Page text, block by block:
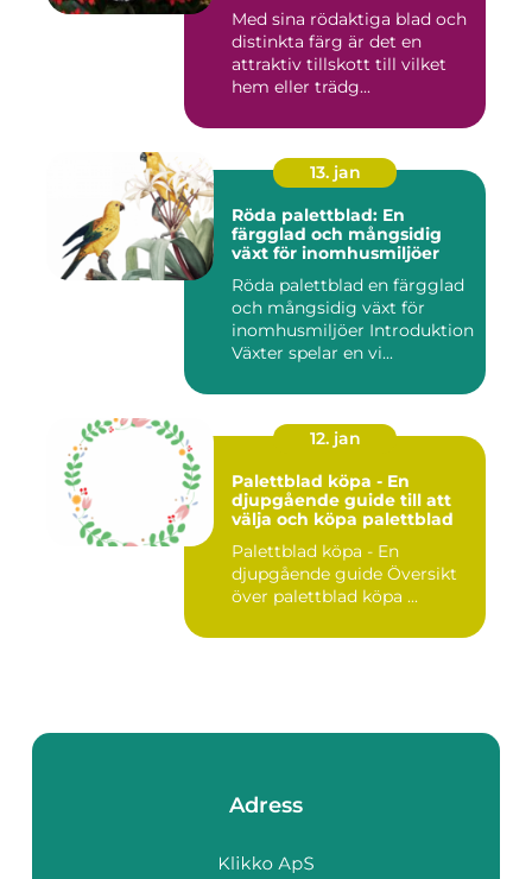
trädgårdsentusiaster
Med sina rödaktiga blad och
distinkta färg är det en
attraktiv tillskott till vilket
hem eller trädg...
13. jan
Röda palettblad: En
färgglad och mångsidig
växt för inomhusmiljöer
Röda palettblad en färgglad
och mångsidig växt för
inomhusmiljöer Introduktion
Växter spelar en vi...
12. jan
Palettblad köpa - En
djupgående guide till att
välja och köpa palettblad
Palettblad köpa - En
djupgående guide Översikt
över palettblad köpa ...
Adress